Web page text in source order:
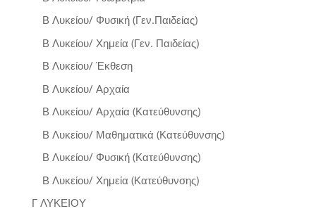
Β Λυκείου/ Φυσική (Γεν.Παιδείας)
Β Λυκείου/ Χημεία (Γεν. Παιδείας)
Β Λυκείου/ Έκθεση
Β Λυκείου/ Αρχαία
Β Λυκείου/ Αρχαία (Κατεύθυνσης)
Β Λυκείου/ Μαθηματικά (Κατεύθυνσης)
Β Λυκείου/ Φυσική (Κατεύθυνσης)
Β Λυκείου/ Χημεία (Κατεύθυνσης)
Γ ΛΥΚΕΙΟΥ